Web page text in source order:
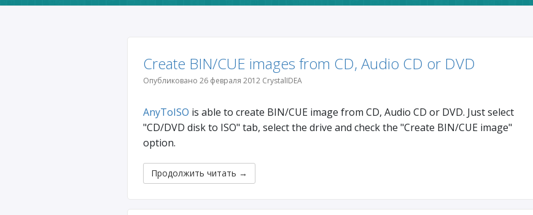
Create BIN/CUE images from CD, Audio CD or DVD
Опубликовано 26 февраля 2012 CrystalIDEA
AnyToISO is able to create BIN/CUE image from CD, Audio CD or DVD. Just select
"CD/DVD disk to ISO" tab, select the drive and check the "Create BIN/CUE image"
option.
Продолжить читать →